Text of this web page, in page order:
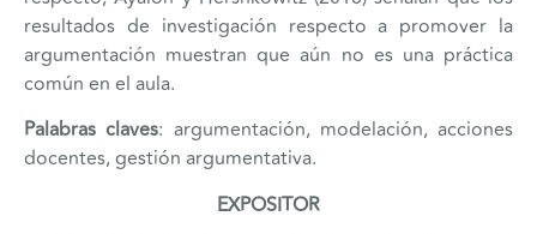
resultados de investigación respecto a promover la
argumentación muestran que aún no es una práctica
común en el aula.
Palabras claves: argumentación, modelación, acciones
docentes, gestión argumentativa.
EXPOSITOR